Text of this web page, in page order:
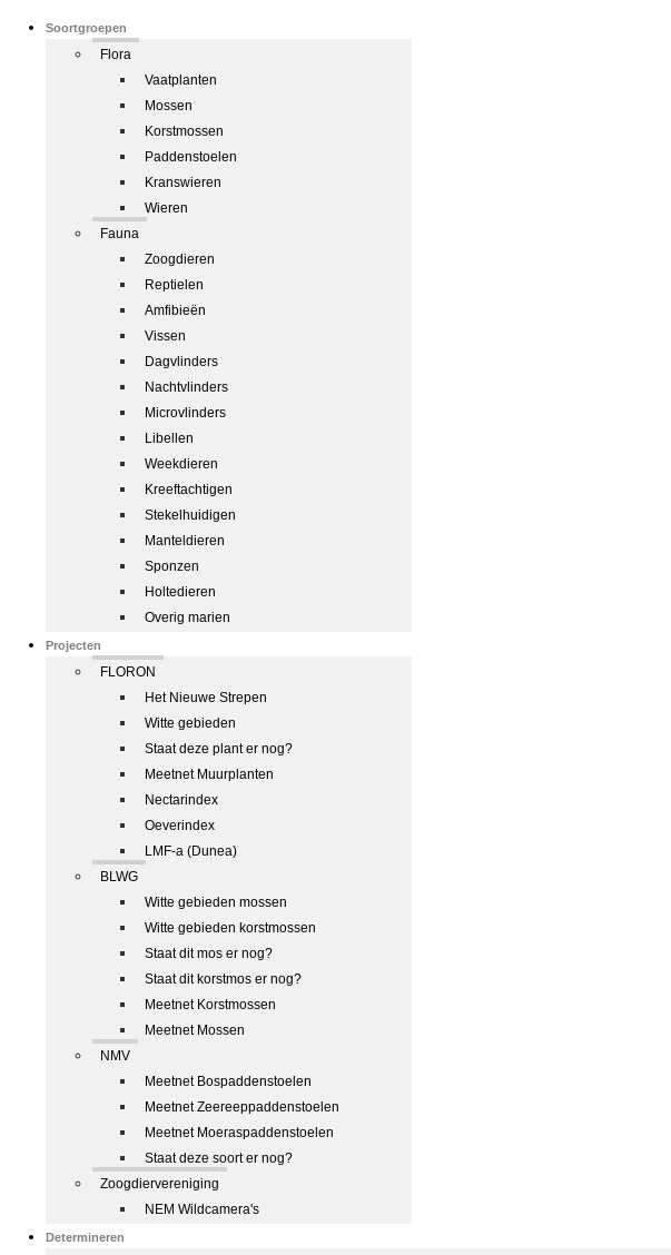
Soortgroepen
Flora
Vaatplanten
Mossen
Korstmossen
Paddenstoelen
Kranswieren
Wieren
Fauna
Zoogdieren
Reptielen
Amfibieën
Vissen
Dagvlinders
Nachtvlinders
Microvlinders
Libellen
Weekdieren
Kreeftachtigen
Stekelhuidigen
Manteldieren
Sponzen
Holtedieren
Overig marien
Projecten
FLORON
Het Nieuwe Strepen
Witte gebieden
Staat deze plant er nog?
Meetnet Muurplanten
Nectarindex
Oeverindex
LMF-a (Dunea)
BLWG
Witte gebieden mossen
Witte gebieden korstmossen
Staat dit mos er nog?
Staat dit korstmos er nog?
Meetnet Korstmossen
Meetnet Mossen
NMV
Meetnet Bospaddenstoelen
Meetnet Zeereeppaddenstoelen
Meetnet Moeraspaddenstoelen
Staat deze soort er nog?
Zoogdiervereniging
NEM Wildcamera's
Determineren